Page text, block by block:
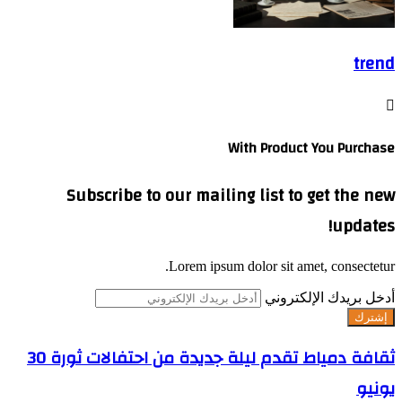
trend
With Product You Purchase
Subscribe to our mailing list to get the new
updates!
Lorem ipsum dolor sit amet, consectetur.
أدخل بريدك الإلكتروني
ثقافة دمياط تقدم ليلة جديدة من احتفالات ثورة 30
يونيو